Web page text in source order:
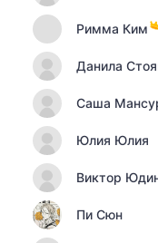
Римма Ким
Данила
Саша
Юлия Юлия
Виктор
Пи Сюн